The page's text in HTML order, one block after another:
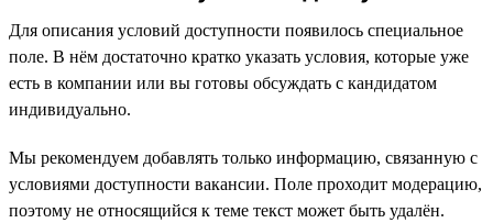
Для описания условий доступности появилось специальное
поле. В нём достаточно кратко указать условия, которые уже
есть в компании или вы готовы обсуждать с кандидатом
индивидуально.
Мы рекомендуем добавлять только информацию, связанную с
условиями доступности вакансии. Поле проходит модерацию,
поэтому не относящийся к теме текст может быть удалён.